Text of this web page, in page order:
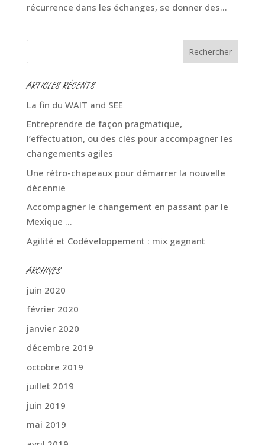
récurrence dans les échanges, se donner des...
ARTICLES RÉCENTS
La fin du WAIT and SEE
Entreprendre de façon pragmatique,
l’effectuation, ou des clés pour accompagner les
changements agiles
Une rétro-chapeaux pour démarrer la nouvelle
décennie
Accompagner le changement en passant par le
Mexique …
Agilité et Codéveloppement : mix gagnant
ARCHIVES
juin 2020
février 2020
janvier 2020
décembre 2019
octobre 2019
juillet 2019
juin 2019
mai 2019